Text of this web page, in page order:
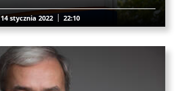
14 stycznia 2022 22:10